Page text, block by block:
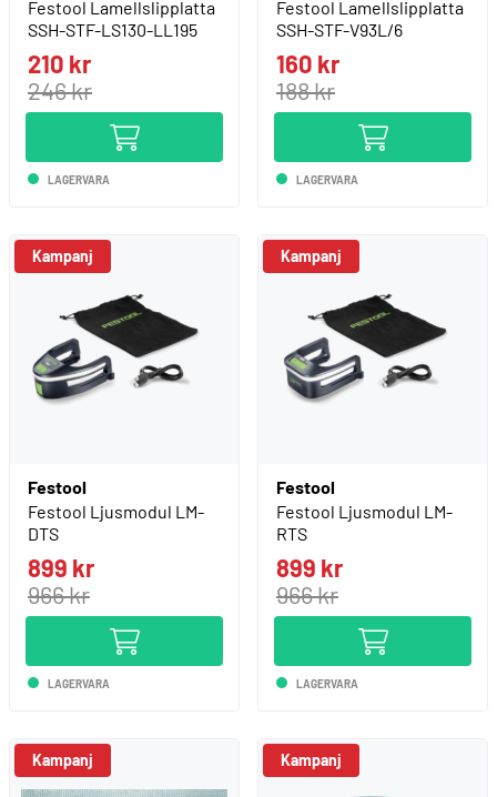
Festool Lamellslipplatta
SSH-STF-LS130-LL195
210 kr
246 kr
LAGERVARA
Festool Lamellslipplatta
SSH-STF-V93L/6
160 kr
188 kr
LAGERVARA
Kampanj
Festool
Festool Ljusmodul LM-
DTS
899 kr
966 kr
LAGERVARA
Kampanj
Festool
Festool Ljusmodul LM-
RTS
899 kr
966 kr
LAGERVARA